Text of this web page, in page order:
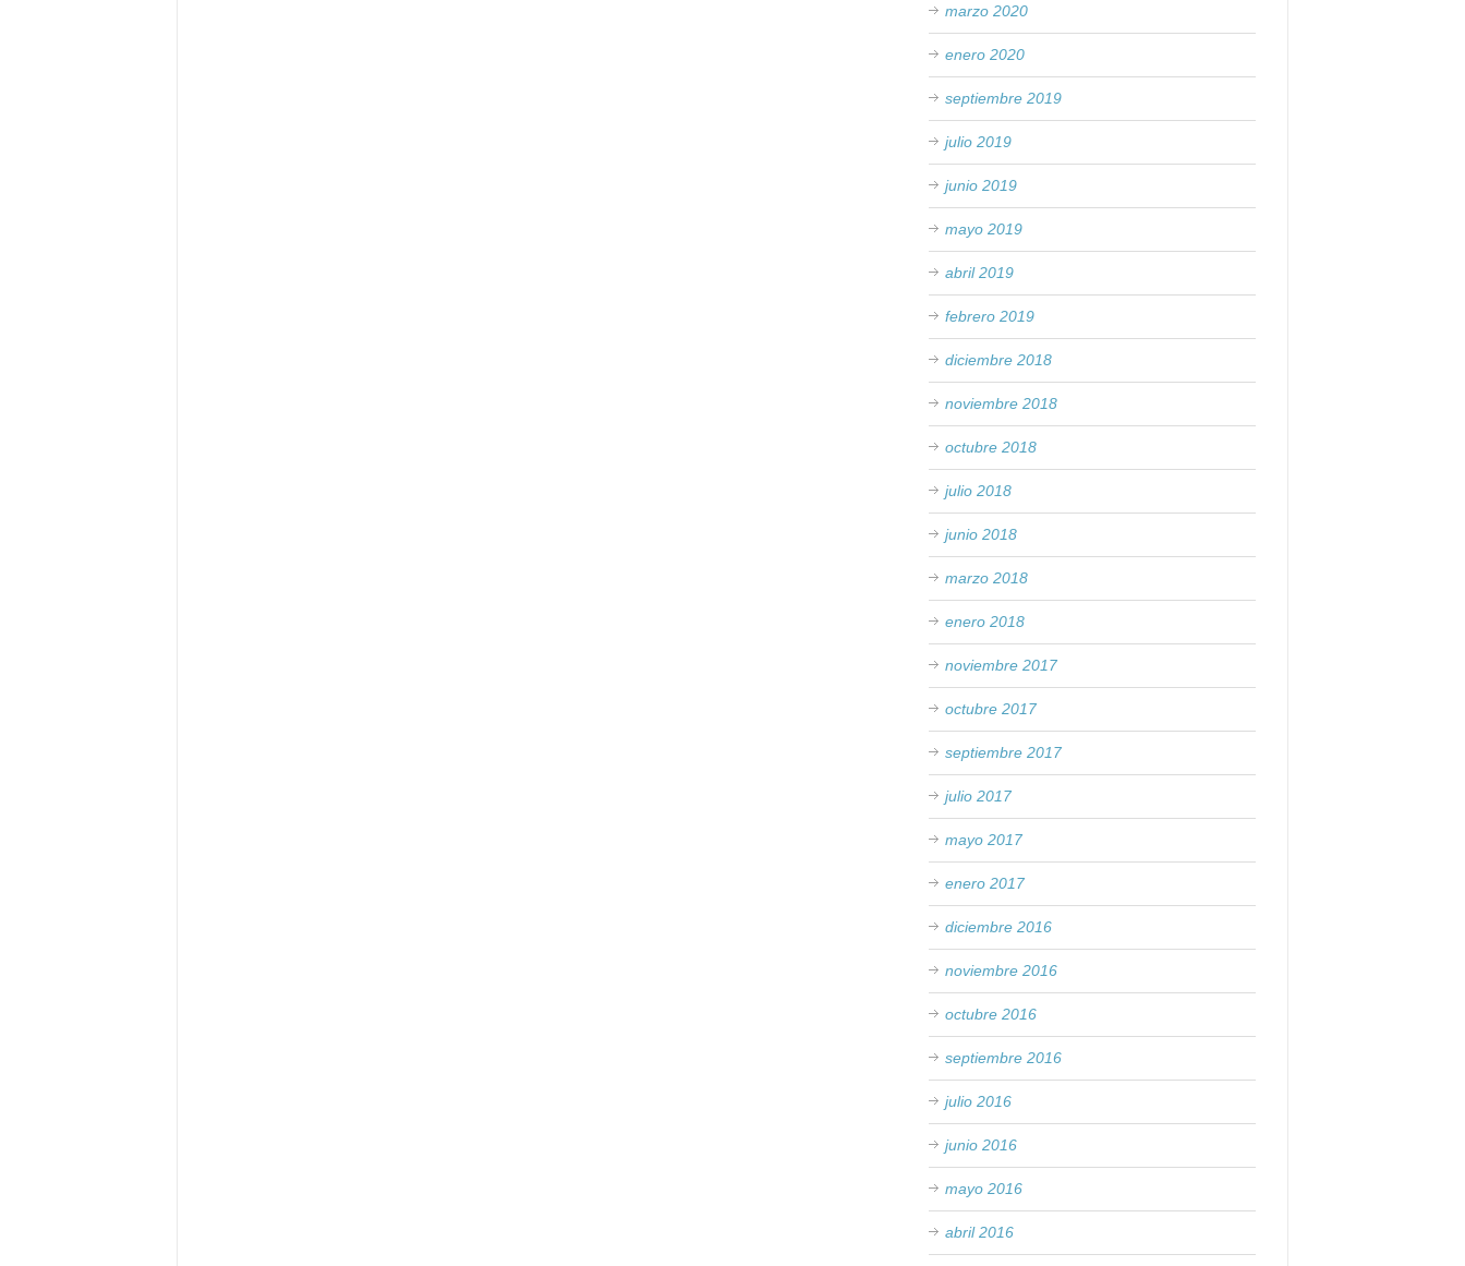
marzo 2020
enero 2020
septiembre 2019
julio 2019
junio 2019
mayo 2019
abril 2019
febrero 2019
diciembre 2018
noviembre 2018
octubre 2018
julio 2018
junio 2018
marzo 2018
enero 2018
noviembre 2017
octubre 2017
septiembre 2017
julio 2017
mayo 2017
enero 2017
diciembre 2016
noviembre 2016
octubre 2016
septiembre 2016
julio 2016
junio 2016
mayo 2016
abril 2016